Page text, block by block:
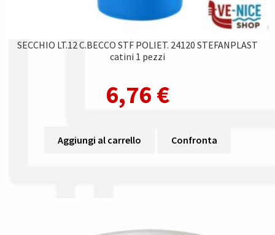
SECCHIO LT.12 C.BECCO STF POLIET. 24120 STEFANPLAST
catini 1 pezzi
6,76 €
Aggiungi al carrello Confronta